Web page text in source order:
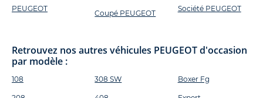
PEUGEOT
Coupé PEUGEOT
Société PEUGEOT
Retrouvez nos autres véhicules PEUGEOT d'occasion
par modèle :
108 308 SW Boxer Fg